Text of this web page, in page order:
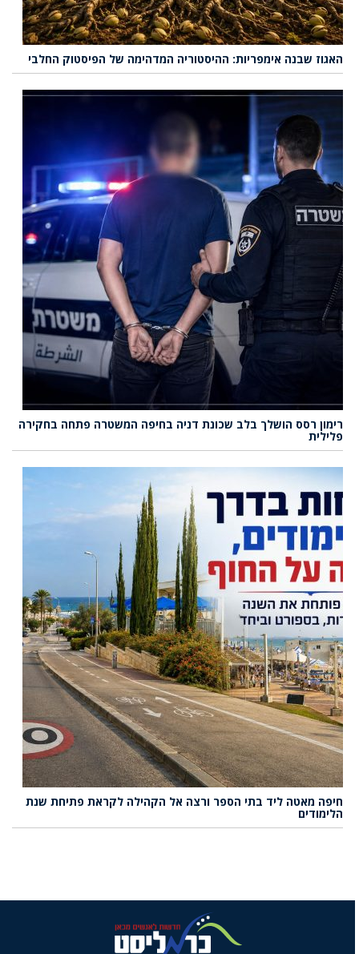
האגוז שבנה אימפריות: ההיסטוריה המדהימה של הפיסטוק החלבי
רימון רסס הושלך בלב שכונת דניה בחיפה המשטרה פתחה בחקירה
פלילית
חיפה מאטה ליד בתי הספר ורצה אל הקהילה לקראת פתיחת שנת
הלימודים